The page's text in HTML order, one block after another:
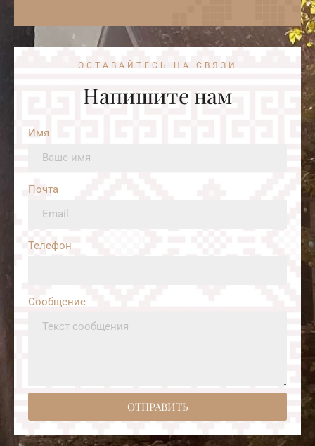
ОСТАВАЙТЕСЬ НА СВЯЗИ
Напишите нам
Имя
Почта
Телефон
Сообщение
ОТПРАВИТЬ